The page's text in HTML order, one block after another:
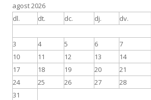
agost 2026
dl.
dt. dc. dj. dv.
3
4 5 6 7
10
11 12 13 14
17
18 19 20 21
24
25 26 27 28
31